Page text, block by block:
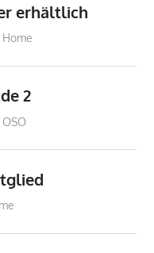
erhältlich
Home
2
OSO